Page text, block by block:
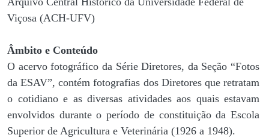
Viçosa (ACH-UFV)
Âmbito e Conteúdo
O acervo fotográfico da Série Diretores, da Seção “Fotos
da ESAV”, contém fotografias dos Diretores que retratam
o cotidiano e as diversas atividades aos quais estavam
envolvidos durante o período de constituição da Escola
Superior de Agricultura e Veterinária (1926 a 1948).